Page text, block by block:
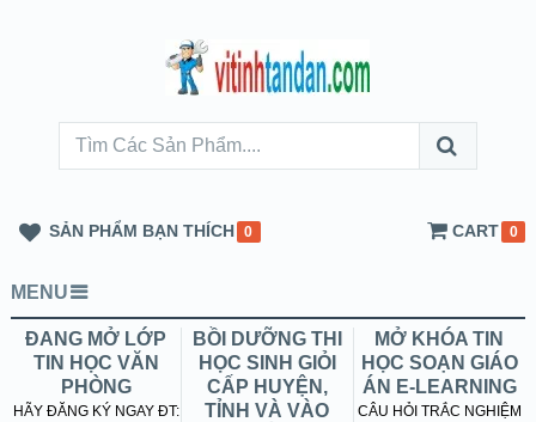
SẢN PHẨM BẠN THÍCH 0 CART 0
MENU
ĐANG MỞ LỚP
TIN HỌC VĂN
PHÒNG
HÃY ĐĂNG KÝ NGAY ĐT:
BỒI DƯỠNG THI
HỌC SINH GIỎI
CẤP HUYỆN,
TỈNH VÀ VÀO
MỞ KHÓA TIN
HỌC SOẠN GIÁO
ÁN E-LEARNING
CÂU HỎI TRẮC NGHIỆM